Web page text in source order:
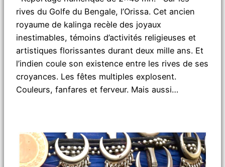
rives du Golfe du Bengale, l’Orissa. Cet ancien
royaume de kalinga recèle des joyaux
inestimables, témoins d’activités religieuses et
artistiques florissantes durant deux mille ans. Et
l’indien coule son existence entre les rives de ses
croyances. Les fêtes multiples explosent.
Couleurs, fanfares et ferveur. Mais aussi…